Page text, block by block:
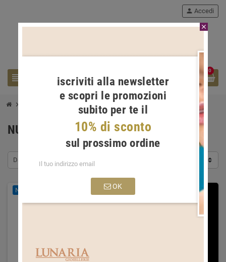
view_headline search
person Accedi
0
chevron_right
NUOVI PRODOTTI
Data dell'aggiunta, dalla più recente alla meno recente
NUOVO
close
iscriviti alla newsletter
e scopri le promozioni
subito per te il
10% di sconto
sul prossimo ordine
OK